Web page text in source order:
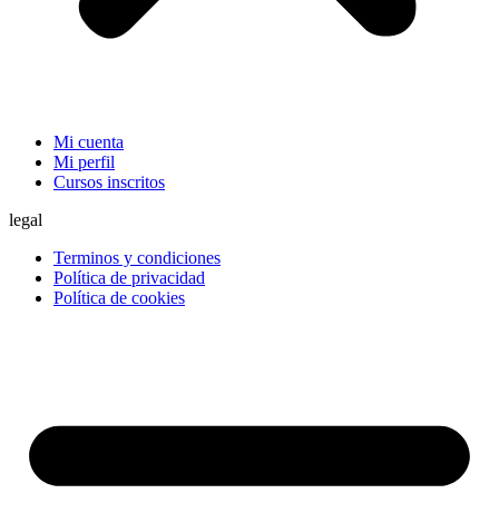
Mi cuenta
Mi perfil
Cursos inscritos
legal
Terminos y condiciones
Política de privacidad
Política de cookies